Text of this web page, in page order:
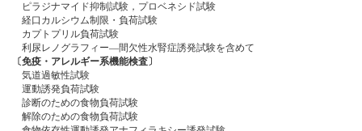
ピラジナマイド抑制試験，プロベネシド試験
経口カルシウム制限・負荷試験
カプトプリル負荷試験
利尿レノグラフィー―間欠性水腎症誘発試験を含めて
〔免疫・アレルギー系機能検査〕
気道過敏性試験
運動誘発負荷試験
診断のための食物負荷試験
解除のための食物負荷試験